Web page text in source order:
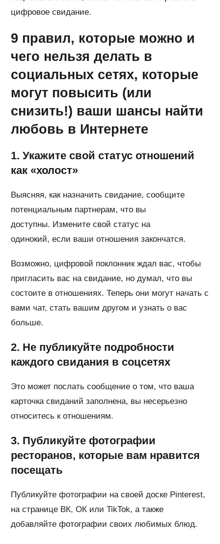
цифровое свидание.
9 правил, которые можно и
чего нельзя делать в
социальных сетях, которые
могут повысить (или
снизить!) ваши шансы найти
любовь в Интернете
1. Укажите свой статус отношений
как «холост»
Выясняя, как назначить свидание, сообщите
потенциальным партнерам, что вы
доступны. Измените свой статус на
одинокий, если ваши отношения закончатся.
Возможно, цифровой поклонник ждал вас, чтобы
пригласить вас на свидание, но думал, что вы
состоите в отношениях. Теперь они могут начать с
вами чат, стать вашим другом и узнать о вас
больше.
2. Не публикуйте подробности
каждого свидания в соцсетях
Это может послать сообщение о том, что ваша
карточка свиданий заполнена, вы несерьезно
относитесь к отношениям.
3. Публикуйте фотографии
ресторанов, которые вам нравится
посещать
Публикуйте фотографии на своей доске Pinterest,
на странице ВК, ОК или TikTok, а также
добавляйте фотографии своих любимых блюд.